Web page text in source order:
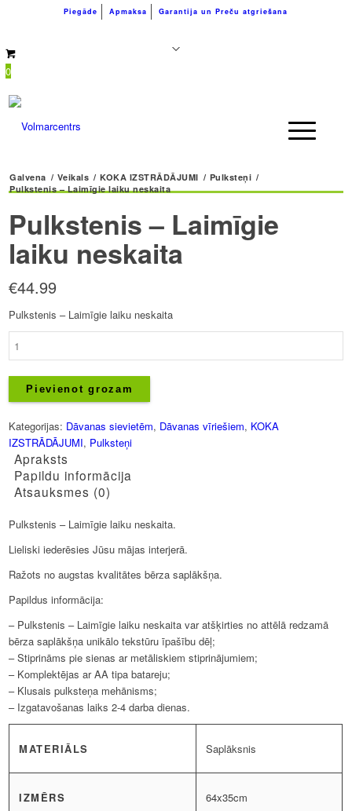
Piegāde Apmaksa Garantija un Preču atgriešana
0
Galvena / Veikals / KOKA IZSTRĀDĀJUMI / Pulksteņi /
Pulkstenis – Laimīgie laiku neskaita
Pulkstenis – Laimīgie
laiku neskaita
€44.99
Pulkstenis – Laimīgie laiku neskaita
laiku
neskaita
daudzums
Pievienot grozam
Kategorijas: Dāvanas sievietēm, Dāvanas vīriešiem, KOKA
IZSTRĀDĀJUMI, Pulksteņi
Apraksts
Papildu informācija
Atsauksmes (0)
Pulkstenis – Laimīgie laiku neskaita.
Lieliski iederēsies Jūsu mājas interjerā.
Ražots no augstas kvalitātes bērza saplākšņa.
Papildus informācija:
– Pulkstenis – Laimīgie laiku neskaita var atšķirties no attēlā redzamā
bērza saplākšņa unikālo tekstūru īpašību dēļ;
– Stiprināms pie sienas ar metāliskiem stiprinājumiem;
– Komplektējas ar AA tipa batareju;
– Klusais pulksteņa mehānisms;
– Izgatavošanas laiks 2-4 darba dienas.
MATERIĀLS Saplāksnis
IZMĒRS 64x35cm